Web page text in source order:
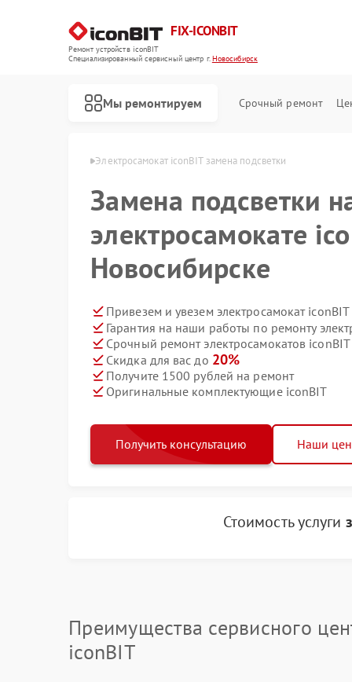
FIX-ICONBIT
Ремонт устройств iconBIT
Специализированный cервисный центр г.Новосибирск
Мы ремонтируем Срочный ремонт
в Новосибирске Электросамокат iconBIT замена подсветки
Замена подсветки
электросамокате
Новосибирске
Привезем и увезем электросамокат
Гарантия на наши работы по ремонту
Срочный ремонт электросамокатов iconBIT
Скидка для вас до 20%
Получите 1500 рублей на ремонт
Оригинальные комплектующие iconBIT
Получить консультацию Наши
Стоимость услуги
Преимущества сервисного
iconBIT